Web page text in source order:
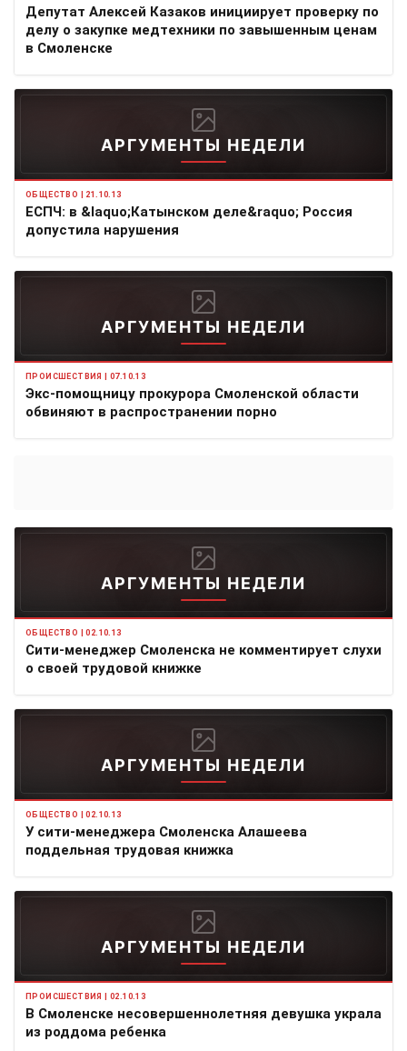
Депутат Алексей Казаков инициирует проверку по
делу о закупке медтехники по завышенным ценам
в Смоленске
АРГУМЕНТЫ НЕДЕЛИ
ОБЩЕСТВО | 21.10.13
ЕСПЧ: в &laquo;Катынском деле&raquo; Россия
допустила нарушения
АРГУМЕНТЫ НЕДЕЛИ
ПРОИСШЕСТВИЯ | 07.10.13
Экс-помощницу прокурора Смоленской области
обвиняют в распространении порно
АРГУМЕНТЫ НЕДЕЛИ
ОБЩЕСТВО | 02.10.13
Сити-менеджер Смоленска не комментирует слухи
о своей трудовой книжке
АРГУМЕНТЫ НЕДЕЛИ
ОБЩЕСТВО | 02.10.13
У сити-менеджера Смоленска Алашеева
поддельная трудовая книжка
АРГУМЕНТЫ НЕДЕЛИ
ПРОИСШЕСТВИЯ | 02.10.13
В Смоленске несовершеннолетняя девушка украла
из роддома ребенка